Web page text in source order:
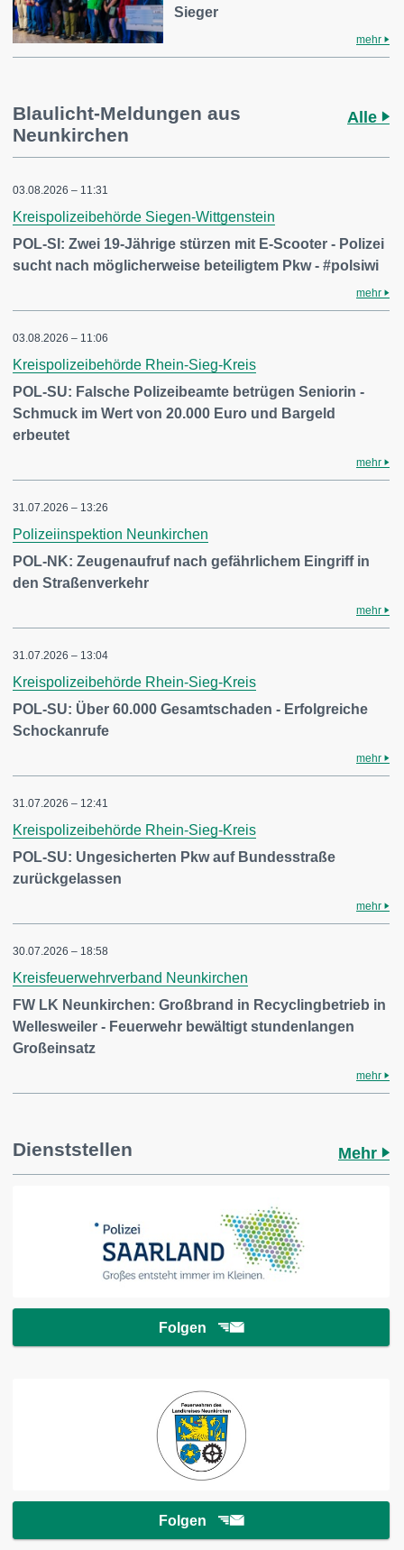
Sieger
mehr
Blaulicht-Meldungen aus
Neunkirchen
Alle
03.08.2026 – 11:31
Kreispolizeibehörde Siegen-Wittgenstein
POL-SI: Zwei 19-Jährige stürzen mit E-Scooter - Polizei
sucht nach möglicherweise beteiligtem Pkw - #polsiwi
mehr
03.08.2026 – 11:06
Kreispolizeibehörde Rhein-Sieg-Kreis
POL-SU: Falsche Polizeibeamte betrügen Seniorin -
Schmuck im Wert von 20.000 Euro und Bargeld
erbeutet
mehr
31.07.2026 – 13:26
Polizeiinspektion Neunkirchen
POL-NK: Zeugenaufruf nach gefährlichem Eingriff in
den Straßenverkehr
mehr
31.07.2026 – 13:04
Kreispolizeibehörde Rhein-Sieg-Kreis
POL-SU: Über 60.000 Gesamtschaden - Erfolgreiche
Schockanrufe
mehr
31.07.2026 – 12:41
Kreispolizeibehörde Rhein-Sieg-Kreis
POL-SU: Ungesicherten Pkw auf Bundesstraße
zurückgelassen
mehr
30.07.2026 – 18:58
Kreisfeuerwehrverband Neunkirchen
FW LK Neunkirchen: Großbrand in Recyclingbetrieb in
Wellesweiler - Feuerwehr bewältigt stundenlangen
Großeinsatz
mehr
Dienststellen Mehr
Folgen
Folgen